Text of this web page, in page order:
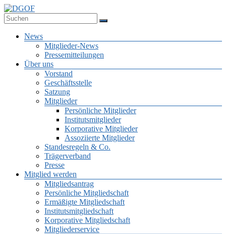
Zum
Inhalt
springen
Deutsche Gesellschaft für Online-Forschung e.V.
Menü
News
Mitglieder-News
Pressemitteilungen
Über uns
Vorstand
Geschäftsstelle
Satzung
Mitglieder
Persönliche Mitglieder
Institutsmitglieder
Korporative Mitglieder
Assoziierte Mitglieder
Standesregeln & Co.
Trägerverband
Presse
Mitglied werden
Mitgliedsantrag
Persönliche Mitgliedschaft
Ermäßigte Mitgliedschaft
Institutsmitgliedschaft
Korporative Mitgliedschaft
Mitgliederservice